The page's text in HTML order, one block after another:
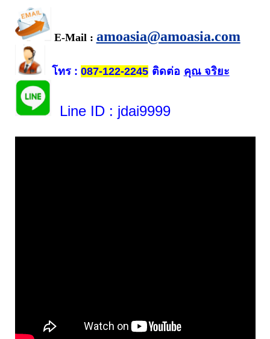
E-Mail : amoasia@amoasia.com
โทร: 087-122-2245ติดต่อ คุณ จริยะ
Line ID : jdai9999